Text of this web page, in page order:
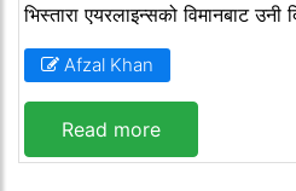
भिस्तारा एयरलाइन्सको विमानबाट उनी
Afzal Khan
Read more